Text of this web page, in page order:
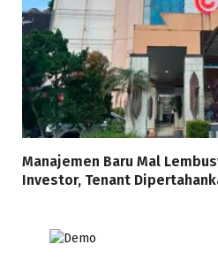
Manajemen Baru Mal
Investor, Tenant